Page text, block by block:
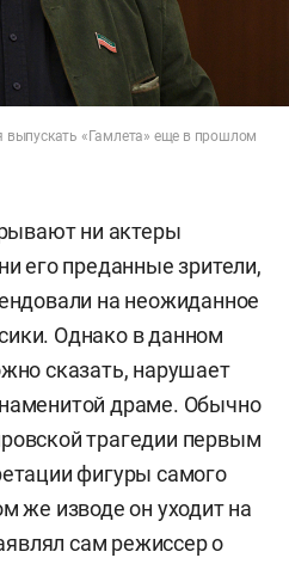
выпускать «Гамлета» еще в прошлом
ни актеры
его преданные зрители,
на неожиданное
Однако в данном
сказать, нарушает
драме. Обычно
трагедии первым
фигуры самого
же изводе он уходит на
сам режиссер о